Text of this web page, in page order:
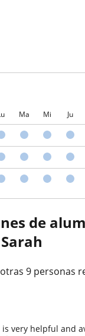
Ma Mi Ju
de
9 personas
is very helpful and